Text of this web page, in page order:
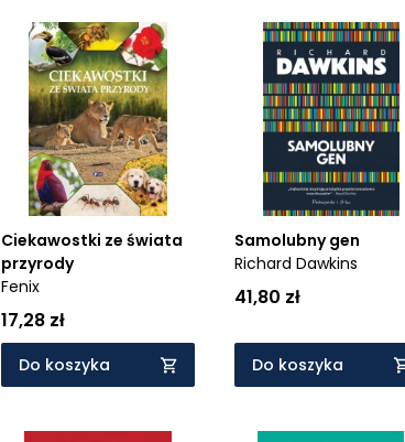
Ciekawostki ze świata
przyrody
Fenix
17,28 zł
Do koszyka
Samolubny gen
Richard Dawkins
41,80 zł
Do koszyka